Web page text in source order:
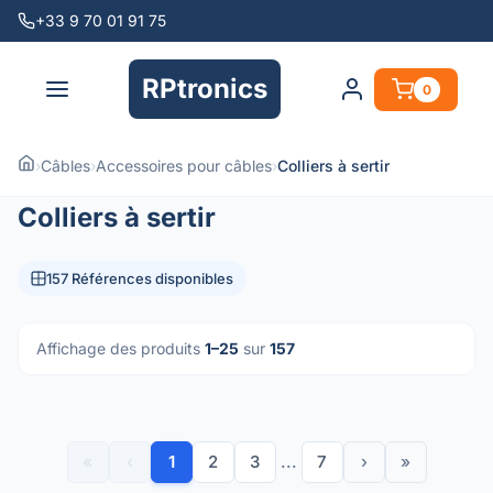
+33 9 70 01 91 75
RPtronics 0
›Câbles›Accessoires pour câbles›Colliers à sertir
Colliers à sertir
157 Références disponibles
Affichage des produits 1–25 sur 157
1 2 3 ... 7 › »